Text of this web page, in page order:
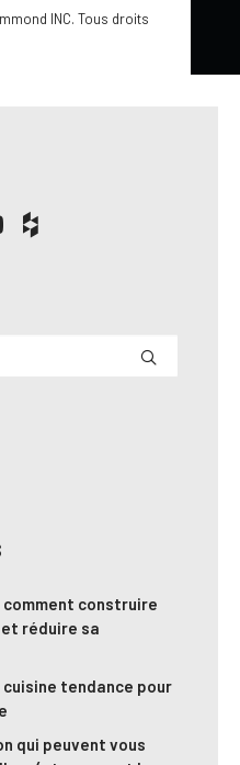
INC. Tous droits
avec bureau à domicile…
construire
réduire sa
tendance pour
qui peuvent vous